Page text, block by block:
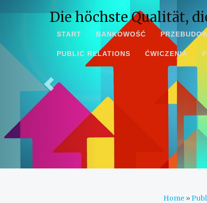
Die höchste Qualität,
START BANKOWOŚĆ
PUBLIC RELATIONS ĆWICZENIA
Home»